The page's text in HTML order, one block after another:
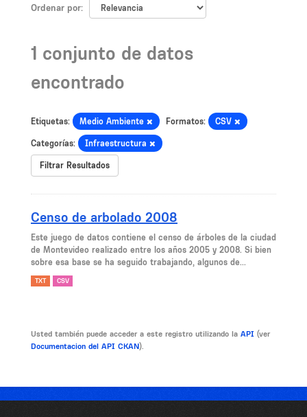
Ordenar por
1 conjunto de datos
encontrado
Etiquetas: Medio Ambiente Formatos: CSV
Categorías: Infraestructura
Filtrar Resultados
Censo de arbolado 2008
Este juego de datos contiene el censo de árboles de la ciudad
de Montevideo realizado entre los años 2005 y 2008. Si bien
sobre esa base se ha seguido trabajando, algunos de...
TXT CSV
Usted también puede acceder a este registro utilizando la API (ver
Documentacion del API CKAN).